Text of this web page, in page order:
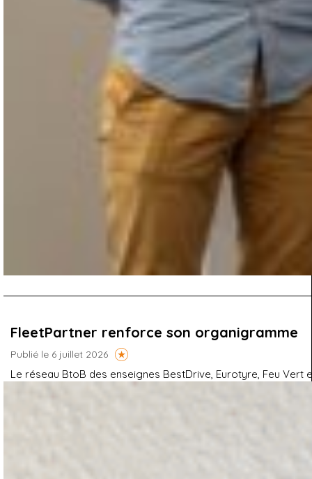
FleetPartner renforce son organigramme
Publié le 6 juillet 2026
Le réseau BtoB des enseignes BestDrive, Eurotyre, Feu